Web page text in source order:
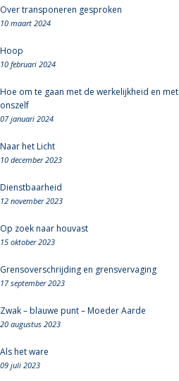
Over transponeren gesproken
10 maart 2024
Hoop
10 februari 2024
Hoe om te gaan met de werkelijkheid en met
onszelf
07 januari 2024
Naar het Licht
10 december 2023
Dienstbaarheid
12 november 2023
Op zoek naar houvast
15 oktober 2023
Grensoverschrijding en grensvervaging
17 september 2023
Zwak – blauwe punt – Moeder Aarde
20 augustus 2023
Als het ware
09 juli 2023